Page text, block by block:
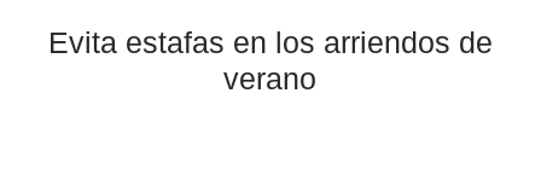
Evita estafas en los arriendos de
verano